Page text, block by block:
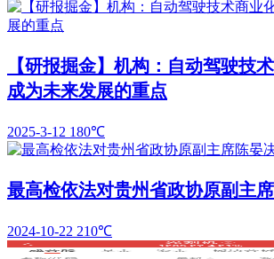
【研报掘金】机构：自动驾驶技
成为未来发展的重点
2025-3-12 180℃
最高检依法对贵州省政协原副主
2024-10-22 210℃